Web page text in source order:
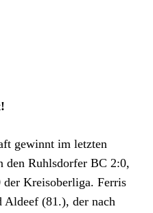
gewinnt im letzten
den Ruhlsdorfer BC 2:0,
Kreisoberliga. Ferris
Aldeef (81.), der nach